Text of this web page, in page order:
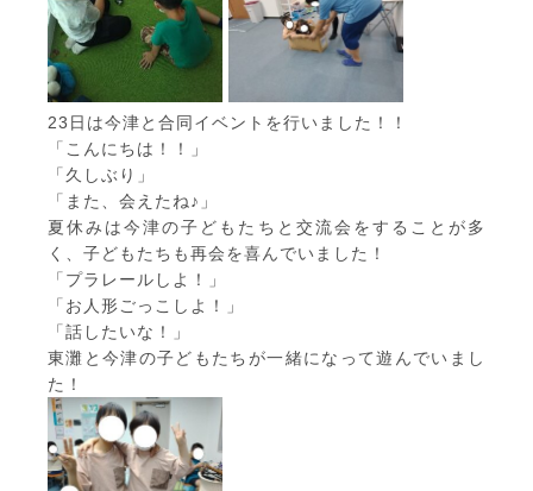
23日は今津と合同イベントを行いました！！
「こんにちは！！」
「久しぶり」
「また、会えたね♪」
夏休みは今津の子どもたちと交流会をすることが多
く、子どもたちも再会を喜んでいました！
「プラレールしよ！」
「お人形ごっこしよ！」
「話したいな！」
東灘と今津の子どもたちが一緒になって遊んでいまし
た！